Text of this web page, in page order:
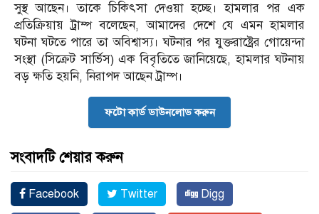
সুস্থ আছেন। তাকে চিকিৎসা দেওয়া হচ্ছে। হামলার পর এক
প্রতিক্রিয়ায় ট্রাম্প বলেছেন, আমাদের দেশে যে এমন হামলার
ঘটনা ঘটতে পারে তা অবিশ্বাস্য। ঘটনার পর যুক্তরাষ্ট্রের গোয়েন্দা
সংস্থা (সিক্রেট সার্ভিস) এক বিবৃতিতে জানিয়েছে, হামলার ঘটনায়
বড় ক্ষতি হয়নি, নিরাপদ আছেন ট্রাম্প।
ফটো কার্ড ডাউনলোড করুন
সংবাদটি শেয়ার করুন
Facebook Twitter Digg